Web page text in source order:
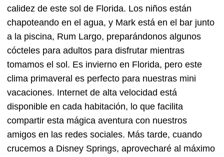
calidez de este sol de Florida. Los niños están
chapoteando en el agua, y Mark está en el bar junto
a la piscina, Rum Largo, preparándonos algunos
cócteles para adultos para disfrutar mientras
tomamos el sol. Es invierno en Florida, pero este
clima primaveral es perfecto para nuestras mini
vacaciones. Internet de alta velocidad está
disponible en cada habitación, lo que facilita
compartir esta mágica aventura con nuestros
amigos en las redes sociales. Más tarde, cuando
crucemos a Disney Springs, aprovecharé al máximo